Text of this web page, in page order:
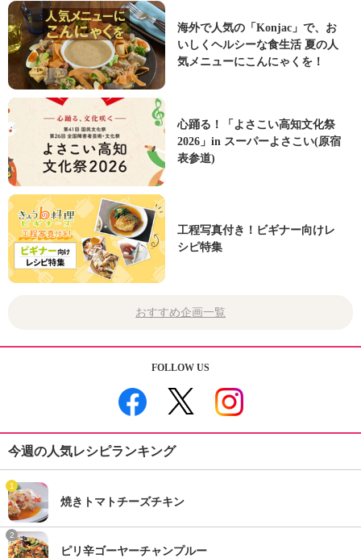
海外で人気の「Konjac」で、お
いしくヘルシーな食生活 夏の人
気メニューにこんにゃくを！
心踊る！「よさこい高知文化祭
2026」in スーパーよさこい(原宿
表参道)
工程写真付き！ビギナー向けレ
シピ特集
おすすめ企画一覧
FOLLOW US
今週の人気レシピランキング
1
焼きトマトチーズチキン
2
ピリ辛ゴーヤーチャンプルー